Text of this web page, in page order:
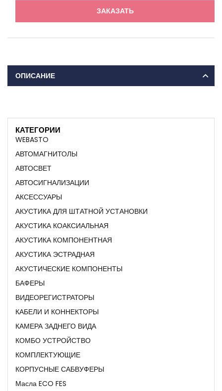
ЗАКАЗАТЬ
ОПИСАНИЕ
КАТЕГОРИИ
WEBASTO
АВТОМАГНИТОЛЫ
АВТОСВЕТ
АВТОСИГНАЛИЗАЦИИ
АКСЕССУАРЫ
АКУСТИКА ДЛЯ ШТАТНОЙ УСТАНОВКИ
АКУСТИКА КОАКСИАЛЬНАЯ
АКУСТИКА КОМПОНЕНТНАЯ
АКУСТИКА ЭСТРАДНАЯ
АКУСТИЧЕСКИЕ КОМПОНЕНТЫ
БАФЕРЫ
ВИДЕОРЕГИСТРАТОРЫ
КАБЕЛИ И КОННЕКТОРЫ
КАМЕРА ЗАДНЕГО ВИДА
КОМБО УСТРОЙСТВО
КОМПЛЕКТУЮЩИЕ
КОРПУСНЫЕ САБВУФЕРЫ
Масла ECO FES